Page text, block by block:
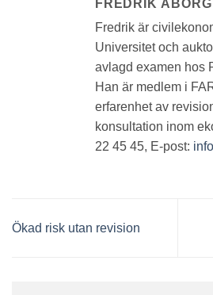
FREDRIK ÅBORG
Fredrik är
Universitet och
avlagd examen hos
Han är medlem i
erfarenhet av
konsultation inom
22 45 45, E-post:
Ökad risk utan revision